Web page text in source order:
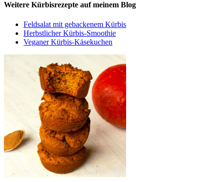
Weitere Kürbisrezepte auf meinem Blog
Feldsalat mit gebackenem Kürbis
Herbstlicher Kürbis-Smoothie
Veganer Kürbis-Käsekuchen